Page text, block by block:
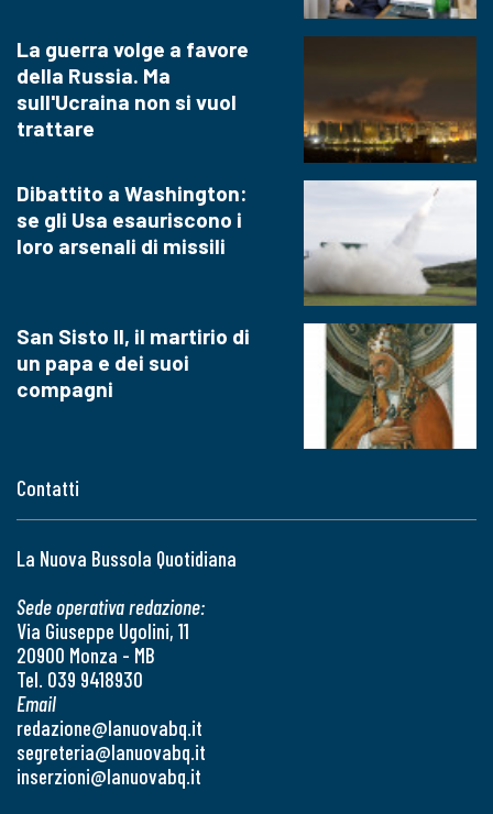
Contatti
La Nuova Bussola Quotidiana
Sede operativa redazione:
Via Giuseppe Ugolini, 11
20900 Monza - MB
Tel. 039 9418930
Email
redazione@lanuovabq.it
segreteria@lanuovabq.it
inserzioni@lanuovabq.it
La guerra volge a favore
della Russia. Ma
sull'Ucraina non si vuol
trattare
Dibattito a Washington:
se gli Usa esauriscono i
loro arsenali di missili
San Sisto II, il martirio di
un papa e dei suoi
compagni